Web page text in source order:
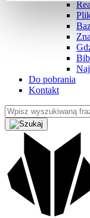
Do pobrania
Kontakt